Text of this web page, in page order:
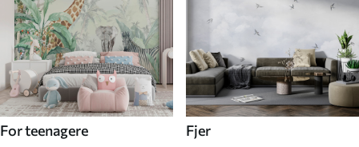
For teenagere Fjer